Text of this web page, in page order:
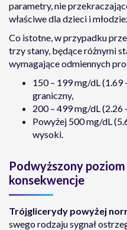
parametry, nie
właściwe dla dzieci i
Co istotne, w przypadku
trzy stany, będące różnymi
wymagające odmiennych
150 – 199 mg/dL (1.69
graniczny,
200 – 499 mg/dL
Powyżej 500 mg/dL
wysoki.
Podwyższony
konsekwencje
Trójglicerydy powyżej
swego rodzaju sygnał